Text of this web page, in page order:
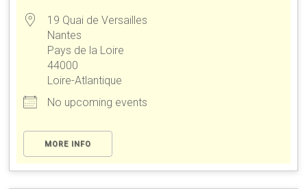
19 Quai de Versailles
Nantes
Pays de la Loire
44000
Loire-Atlantique
No upcoming events
MORE INFO